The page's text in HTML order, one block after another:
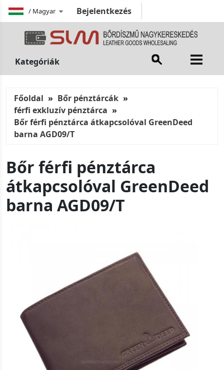
/ Magyar Bejelentkezés
Kategóriák
Főoldal
Bőr pénztárcák
férfi exkluzív pénztárca
Bőr férfi pénztárca átkapcsolóval GreenDeed
barna AGD09/T
Bőr férfi pénztárca
átkapcsolóval GreenDeed
barna AGD09/T